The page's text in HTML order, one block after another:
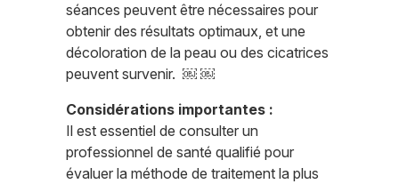
séances peuvent être nécessaires pour
obtenir des résultats optimaux, et une
décoloration de la peau ou des cicatrices
peuvent survenir. ￼ ￼
Considérations importantes :
Il est essentiel de consulter un
professionnel de santé qualifié pour
évaluer la méthode de traitement la plus